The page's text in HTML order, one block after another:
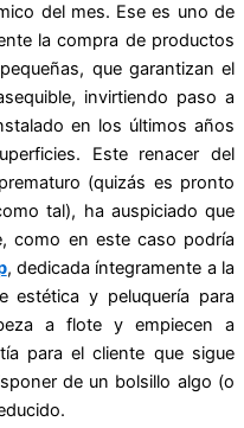
del mes. Ese es uno de
la compra de productos
que garantizan el
invirtiendo paso a
en los últimos años
Este renacer del
(quizás es pronto
tal), ha auspiciado que
como en este caso podría
, dedicada íntegramente a la
estética y peluquería para
a flote y empiecen a
para el cliente que sigue
de un bolsillo algo (o